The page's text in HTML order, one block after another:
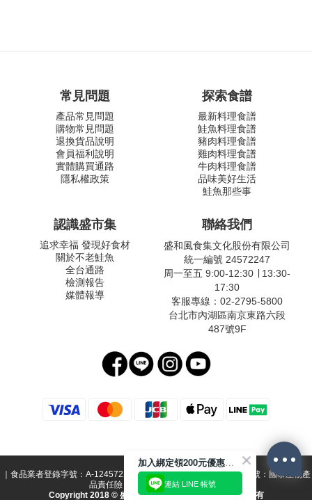
常見問題
產品常見問題
購物常見問題
退換貨品說明
會員福利說明
實體購買通路
隱私權政策
探索食譜
最新料理食譜
鮭魚料理食譜
豬肉料理食譜
雞肉料理食譜
牛肉料理食譜
品味美好生活
鮭魚那些事
認識盛市集
追求幸福 發現好食材
關於不老鮭魚
全台通路
檢測報告
媒體報導
聯絡我們
盛和風食集文化股份有限公司
統一編號 24572247
周一至五 9:00-12:30 ∣ 13:30-
17:30
客服專線：02-2795-5800
台北市內湖區南京東路六段
487號9F
｜食品業者登錄字號：A-124572247-00000-1 ｜ 投保產品責任險字號：國泰產物產
品責任險 1516字第15PD02623號｜
Copyright 2018 © 盛和風食集文化股份有限公司 版權所有
加入綁定領200元優惠券！
連結 LINE 帳號